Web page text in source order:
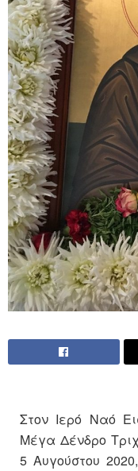
Στον Ιερό Ναό
Μέγα Δένδρο
5 Αυγούστου